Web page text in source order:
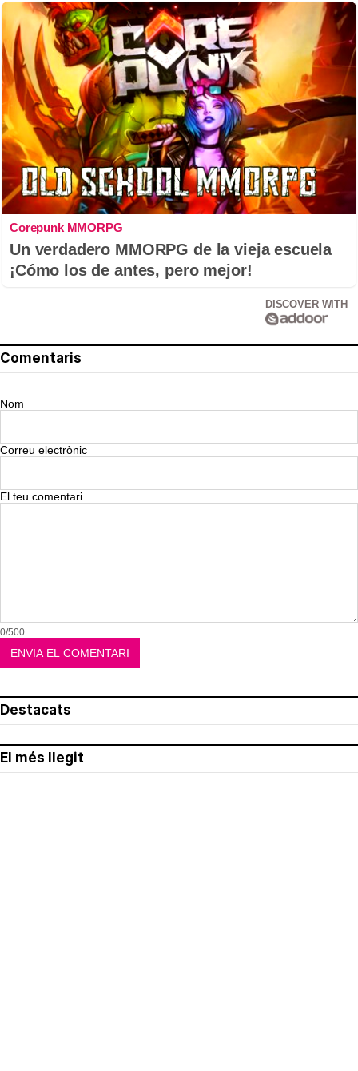
Corepunk MMORPG
Un verdadero MMORPG de la vieja escuela
¡Cómo los de antes, pero mejor!
DISCOVER WITH
Comentaris
Nom
Correu electrònic
El teu comentari
0/500
Destacats
El més llegit